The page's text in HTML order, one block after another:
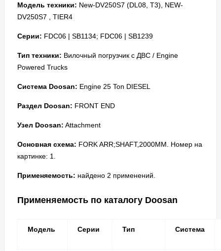
Модель техники: New-DV250S7 (DL08, T3), NEW-
DV250S7 , TIER4
Серии: FDC06 | SB1134; FDC06 | SB1239
Тип техники: Вилочный погрузчик с ДВС / Engine
Powered Trucks
Система Doosan: Engine 25 Ton DIESEL
Раздел Doosan: FRONT END
Узел Doosan: Attachment
Основная схема: FORK ARR;SHAFT,2000MM. Номер на
картинке: 1.
Применяемость: найдено 2 применений.
Применяемость по каталогу Doosan
Модель Серии Тип Система